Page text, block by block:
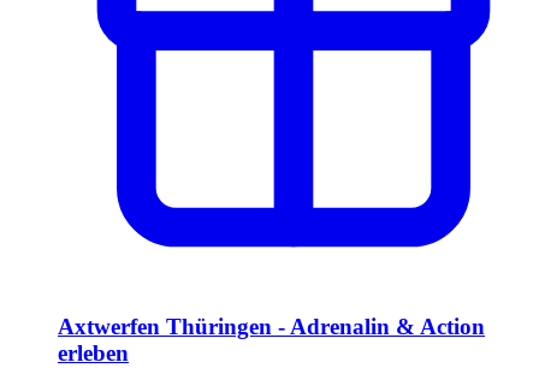
Axtwerfen Thüringen - Adrenalin & Action
erleben